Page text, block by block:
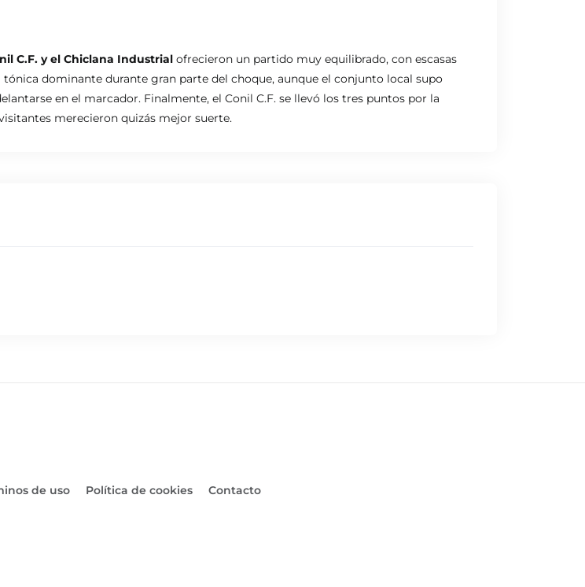
C.F. y el Chiclana Industrial ofrecieron un partido muy equilibrado, con escasas
dominante durante gran parte del choque, aunque el conjunto local supo
en el marcador. Finalmente, el Conil C.F. se llevó los tres puntos por la
merecieron quizás mejor suerte.
de uso Política de cookies Contacto